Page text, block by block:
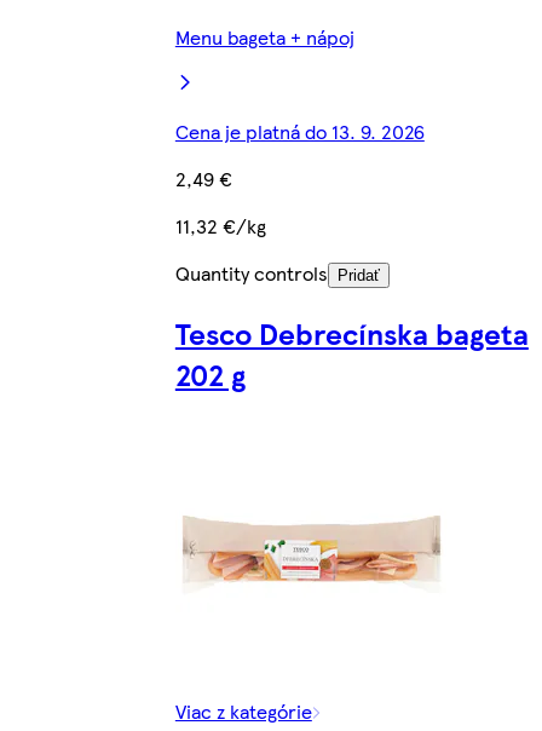
Menu bageta + nápoj
Cena je platná do 13. 9. 2026
2,49 €
11,32 €/kg
Quantity controls
Pridať
Tesco Debrecínska bageta
202 g
Viac z kategórie